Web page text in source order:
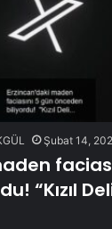
Şubat 14,
“Kızıl